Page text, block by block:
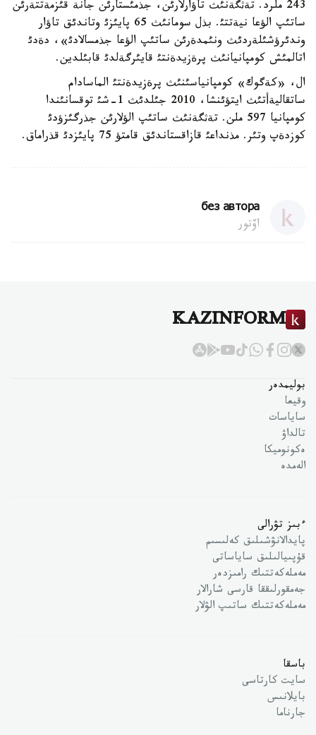
243 ملرد. تةثگةنئث تاؤارلارئن، جذمئستارئن جانة قئزمةتتةرئن
ساتئپ الؤعا نيةتتئ. بذل سومانئث 65 پايئزئ وتاندئق تاؤار
وندئرؤشئلةردئث ونئمدةرئن ساتئپ الؤعا جذمسالادئ»، دةدئ
اتالمئش كومپانيانئث پرةزيدةنتئ قايئرگةلدئ قابئلدين.
ال، «كةگوك» كومپانياسئنئث پرةزيدةنتئ الماسادام
ساتقاليةأتئث ايتؤئنشا، 2010 جئلدئث 1-شئ توقسانئندا
كومپانيا 597 ملن. تةثگةنئث ساتئپ الؤلارئن جذرگئزؤدئ
كوزدةپ وتئر. مذنداعئ قازاقستاندئق قامتؤ 75 پايئزدئ قذراماق.
без автора
اۆتور
KAZINFORM
بوليمدەر
وقيعا
ساياسات
تالداۋ
ەكونوميكا
الەمدە
ءبىز تۋرالى
پايدالانۋشىلىق كەلىسىم
قۇپىيالىلىق ساياساتى
مەملەكەتتىك رامىزدەر
جەمقورلىققا قارسى شارالار
مەملەكەتتىك ساتىپ الۋلار
باسقا
سايت كارتاسى
بايلانىس
جارناما